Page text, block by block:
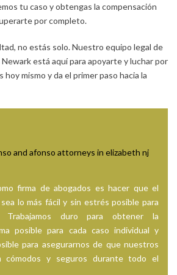
tu caso y obtengas la compensación
por completo.
no estás solo. Nuestro equipo legal de
está aquí para apoyarte y luchar por
mismo y da el primer paso hacia la
firma de abogados es hacer que el
lo más fácil y sin estrés posible para
Trabajamos duro para obtener la
posible para cada caso individual y
para asegurarnos de que nuestros
cómodos y seguros durante todo el